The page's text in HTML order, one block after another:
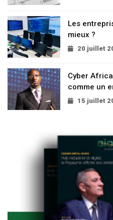
Les
mieux ?
20 juillet
Cyber
comme un
15 juillet